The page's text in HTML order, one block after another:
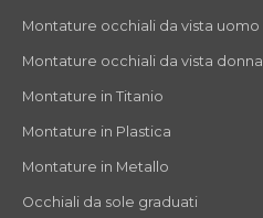
Montature occhiali da vista uomo
Montature occhiali da vista donna
Montature in Titanio
Montature in Plastica
Montature in Metallo
Occhiali da sole graduati